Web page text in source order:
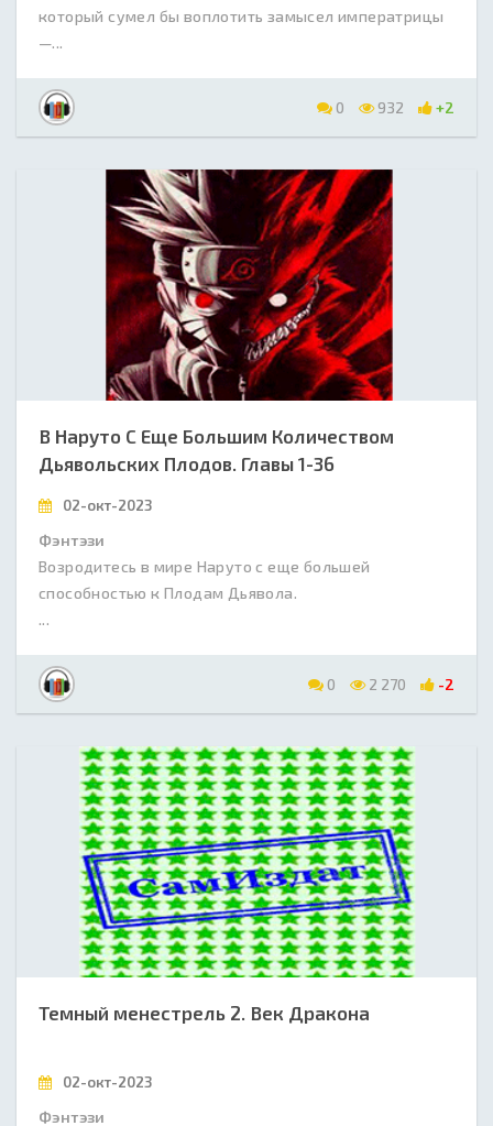
который сумел бы воплотить замысел императрицы
—...
0 932 +2
В Наруто С Еще Большим Количеством
Дьявольских Плодов. Главы 1-36
02-окт-2023
Фэнтэзи
Возродитесь в мире Наруто с еще большей
способностью к Плодам Дьявола.
...
0 2 270 -2
Темный менестрель 2. Век Дракона
02-окт-2023
Фэнтэзи